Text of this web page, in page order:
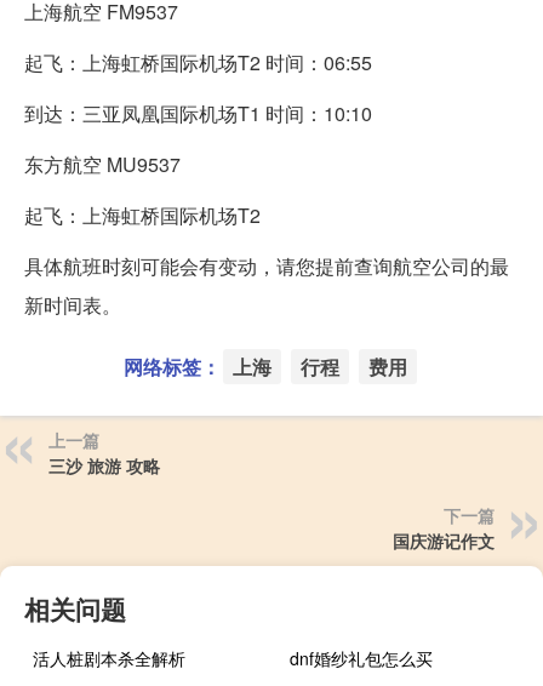
上海航空 FM9537
起飞：上海虹桥国际机场T2 时间：06:55
到达：三亚凤凰国际机场T1 时间：10:10
东方航空 MU9537
起飞：上海虹桥国际机场T2
具体航班时刻可能会有变动，请您提前查询航空公司的最
新时间表。
网络标签： 上海 行程 费用
上一篇
三沙 旅游 攻略
下一篇
国庆游记作文
相关问题
活人桩剧本杀全解析
dnf婚纱礼包怎么买